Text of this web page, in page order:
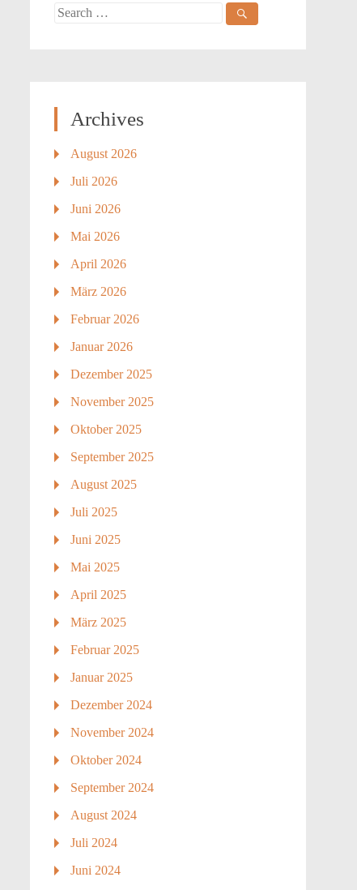
Search
Archives
August 2026
Juli 2026
Juni 2026
Mai 2026
April 2026
März 2026
Februar 2026
Januar 2026
Dezember 2025
November 2025
Oktober 2025
September 2025
August 2025
Juli 2025
Juni 2025
Mai 2025
April 2025
März 2025
Februar 2025
Januar 2025
Dezember 2024
November 2024
Oktober 2024
September 2024
August 2024
Juli 2024
Juni 2024